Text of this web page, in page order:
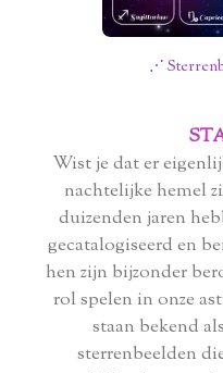
⋰
Wist je dat er
nachtelijke hemel
duizenden jaren
gecatalogiseerd en
hen zijn bijzonder
rol spelen in onze
staan ​​bekend
sterrenbeelden